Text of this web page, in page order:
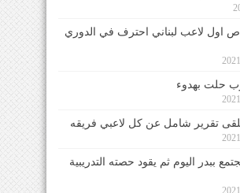
اول لاعب لبناني احترف في الدوري
حلت بهدوء
تقرير شامل عن كل لاعبي فريقه
ببدر اليوم ثم يقود حصته التدريبية